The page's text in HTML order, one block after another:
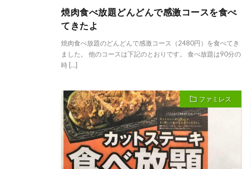
焼肉食べ放題どんどんで感激コースを食べ
てきたよ
焼肉食べ放題のどんどんで感激コース（2480円）を食べてき
ました。 他のコースは下記のとおりです。 食べ放題は90分の
時 […]
ファミレス